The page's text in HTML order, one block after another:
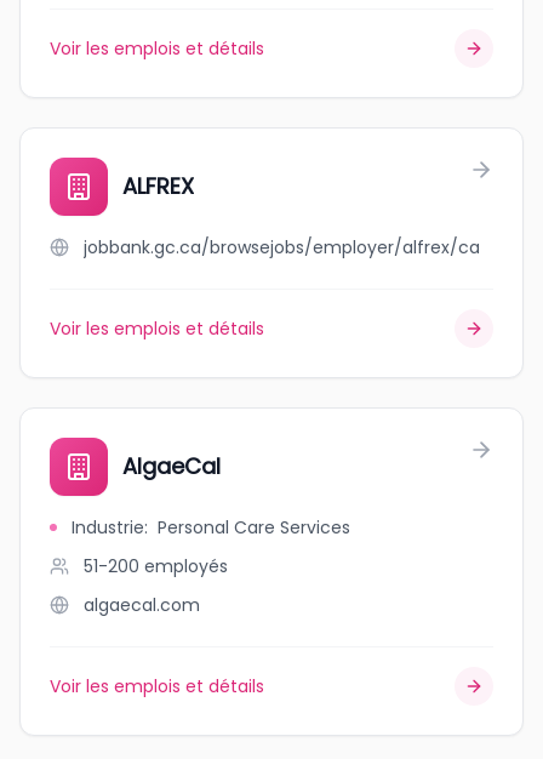
Voir les emplois et détails
ALFREX
jobbank.gc.ca/browsejobs/employer/alfrex/ca
Voir les emplois et détails
AlgaeCal
Industrie: Personal Care Services
51-200 employés
algaecal.com
Voir les emplois et détails